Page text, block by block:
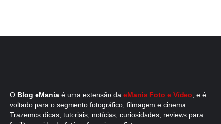
O Blog eMania é uma extensão da eMania Foto e Vídeo, e é
voltado para o segmento fotográfico, filmagem e cinema.
Trazemos dicas, tutoriais, notícias, curiosidades, reviews para